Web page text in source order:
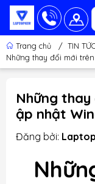
Trang chủ / TIN
Những thay đổi mới
Những
ập nhật
Đăng bởi: